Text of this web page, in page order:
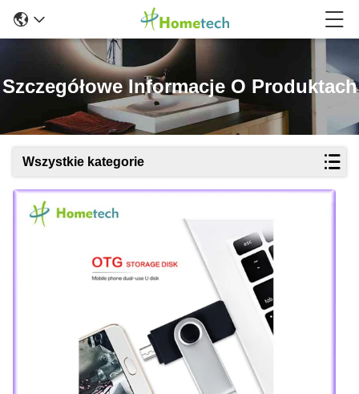
Szczegółowe Informacje O Produktach
Wszystkie kategorie